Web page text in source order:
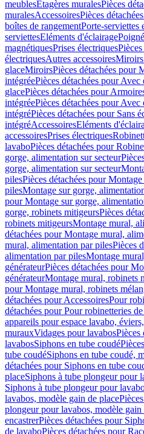
meublesEtagères muralesPièces
muralesAccessoiresPièces
boîtes de rangementPorte-serviettes
serviettesEléments d'éclairage
magnétiquesPrises électriques
électriquesAutres accessoiresMiroirs
glaceMiroirsPièces détachées pour
intégréePièces détachées pour Avec
glacePièces détachées pour
intégréePièces détachées pour Avec
intégréPièces détachées pour Sans
intégréAccessoiresEléments
accessoiresPrises électriques
lavaboPièces détachées pour
gorge, alimentation sur secteur
gorge, alimentation sur secteur
pilesPièces détachées pour
pilesMontage sur gorge,
pour Montage sur gorge,
gorge, robinets mitigeursPièces
robinets mitigeursMontage mural,
détachées pour Montage mural,
mural, alimentation par pilesPièces
alimentation par pilesMontage
générateurPièces détachées pour
générateurMontage mural, robinets
pour Montage mural, robinets
détachées pour AccessoiresPour
détachées pour Pour robinetteries
appareils pour espace lavabo,
murauxVidages pour lavabosPièces
lavabosSiphons en tube coudé
tube coudéSiphons en tube coudé,
détachées pour Siphons en tube
placeSiphons à tube plongeur pour
Siphons à tube plongeur pour
lavabos, modèle gain de place
plongeur pour lavabos, modèle gain
encastrerPièces détachées pour
de lavaboPièces détachées pour